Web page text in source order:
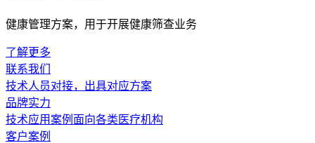
健康管理方案，用于开展健康筛查业务
了解更多
联系我们
技术人员对接，出具对应方案
品牌实力
技术应用案例面向各类医疗机构
客户案例